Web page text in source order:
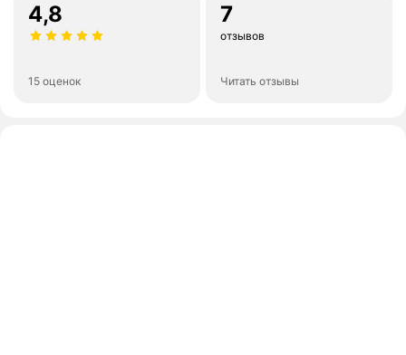
4,8
15 оценок
7
отзывов
Читать отзывы